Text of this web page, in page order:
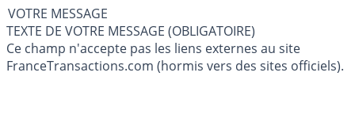
VOTRE MESSAGE
TEXTE DE VOTRE MESSAGE (OBLIGATOIRE)
Ce champ n'accepte pas les liens externes au site
FranceTransactions.com (hormis vers des sites officiels).